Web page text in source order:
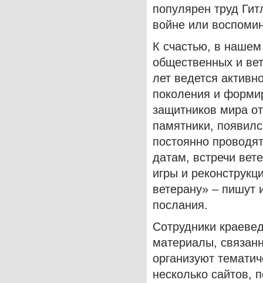
популярен труд
войне или
К счастью, в нашем
общественных и
лет ведется
поколения и
защитников мира
памятники,
постоянно
датам, встречи
игры и
ветерану» – пишут
послания.
Сотрудники
материалы,
организуют
несколько сайтов,